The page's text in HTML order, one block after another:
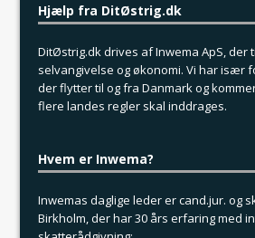
Hjælp fra DitØstrig.dk
DitØstrig.dk drives af Inwema ApS, der
selvangivelse og økonomi. Vi har især
der flytter til og fra Danmark og
flere landes regler skal inddrages.
Hvem er Inwema?
Inwemas daglige leder er cand.jur. og
Birkholm, der har 30 års erfaring med